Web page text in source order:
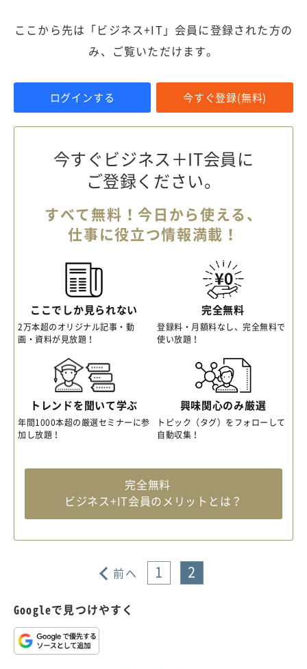
ここから先は「ビジネス+IT」会員に登録された方の
み、ご覧いただけます。
ログインする 今すぐ登録(無料)
今すぐビジネス＋IT会員に
ご登録ください。
すべて無料！今日から使える、
仕事に役立つ情報満載！
ここでしか見られない
2万本超のオリジナル記事・動
画・資料が見放題！
完全無料
登録料・月額料なし、完全無料で
使い放題！
トレンドを聞いて学ぶ
年間1000本超の厳選セミナーに参
加し放題！
興味関心のみ厳選
トピック（タグ）をフォローして
自動収集！
完全無料
ビジネス+IT会員のメリットとは？
前へ 1 2
Googleで見つけやすく